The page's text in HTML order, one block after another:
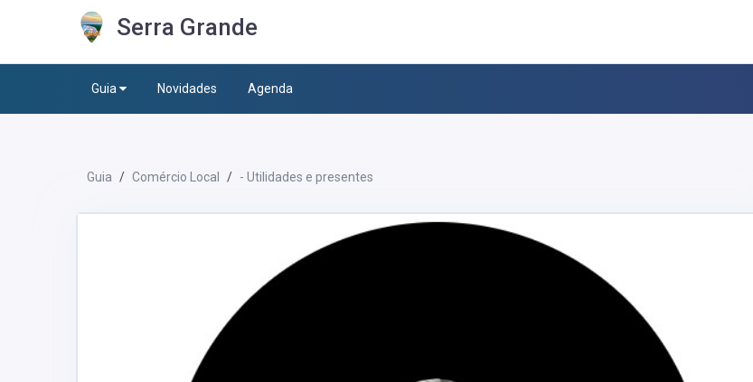
Serra Grande
Guia Novidades Agenda
Guia Comércio Local - Utilidades e presentes